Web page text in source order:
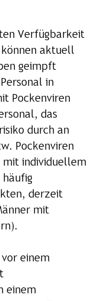
Verfügbarkeit
aktuell
geimpft
in
Pockenviren
das
durch an
Pockenviren
mit individuellem
häufig
derzeit
mit
einem
einem